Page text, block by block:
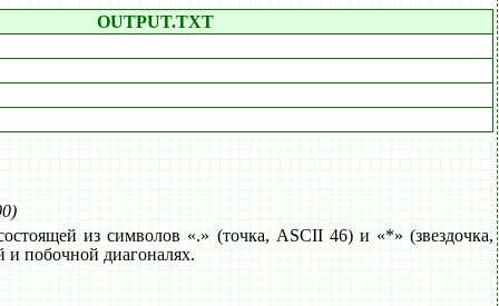
OUTPUT.TXT
из символов «.» (точка, ASCII 46) и «*» (звездочка,
и побочной диагоналях.